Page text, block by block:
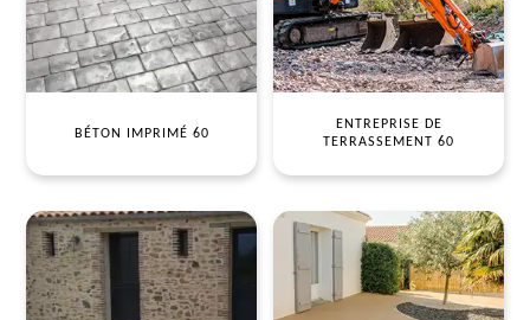
BÉTON IMPRIMÉ 60
ENTREPRISE DE
TERRASSEMENT 60